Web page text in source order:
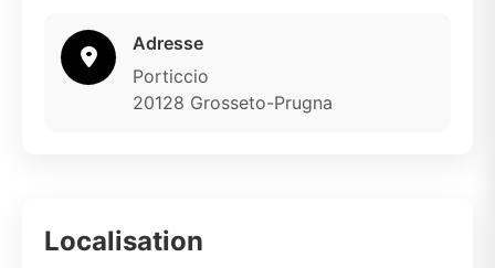
Adresse
Porticcio
20128 Grosseto-Prugna
Localisation